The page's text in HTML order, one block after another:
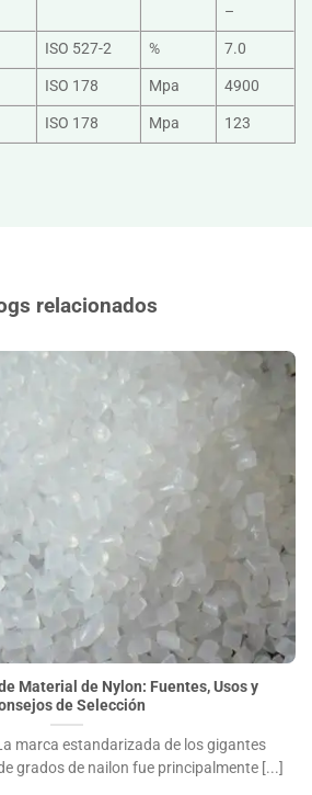
–
ISO 527-2 %
7.0
ISO 178 Mpa
4900
ISO 178 Mpa 123
relacionados
de Nylon: Fuentes, Usos y
Material de Nylon: Fuentes, Usos y
de Selección
marca estandarizada de los gigantes
grados de nailon fue principalmente [...]